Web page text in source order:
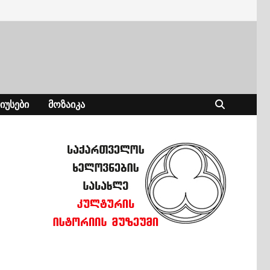
ᲛᲝᲖᲐᲘᲙᲐ